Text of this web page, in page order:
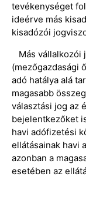
tevékenységet
ideérve más
kisadózói
Más vállalkozói
(mezőgazdasági
adó hatálya alá
magasabb
választási jog az
bejelentkezőket
havi adófizetési
ellátásainak havi
azonban a
esetében az